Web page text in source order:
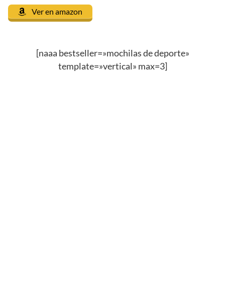
Ver en amazon
[naaa bestseller=»mochilas de deporte»
template=»vertical» max=3]